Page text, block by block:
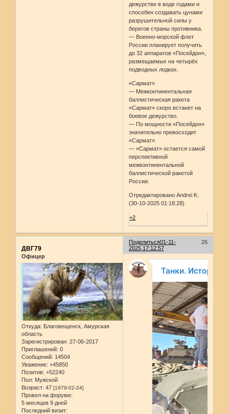
дежурстве в воде годами и
способен создавать цунами
разрушительной силы у
берегов страны противника.
— Военно-морской флот
России планирует получить
до 32 аппаратов «Посейдон»,
размещаемых на четырёх
подводных лодках.
«Сармат»
— Межконтинентальная
баллистическая ракета
«Сармат» скоро встанет на
боевое дежурство.
— По мощности «Посейдон»
значительно превосходит
«Сармат».
— «Сармат» остается самой
перспективной
межконтинентальной
баллистической ракетой
России.
Отредактировано Andrei K.
(30-10-2025 01:18:28)
+2
Поделиться 26
01-11-
2025 17:12:57
ДВГ79
Офицер
Откуда: Благовещенск, Амурская
область
Зарегистрирован: 27-06-2017
Приглашений: 0
Сообщений: 14504
Уважение: +45850
Позитив: +52240
Пол: Мужской
Возраст: 47 [1979-02-24]
Провел на форуме:
5 месяцев 9 дней
Последний визит: